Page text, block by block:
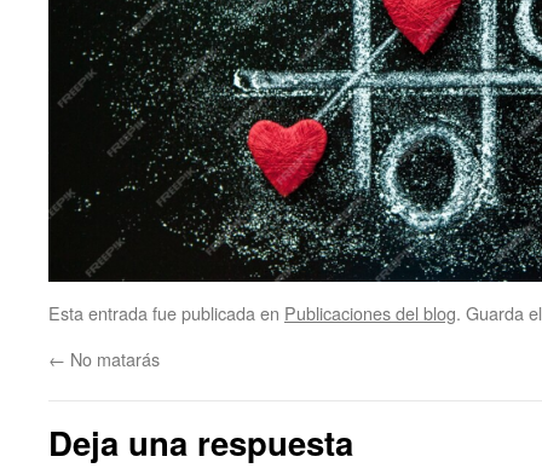
Esta entrada fue publicada en Publicaciones del blog. Guarda
← No matarás
Deja una respuesta